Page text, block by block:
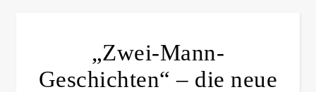
„Zwei-Mann-
Geschichten“ – die neue